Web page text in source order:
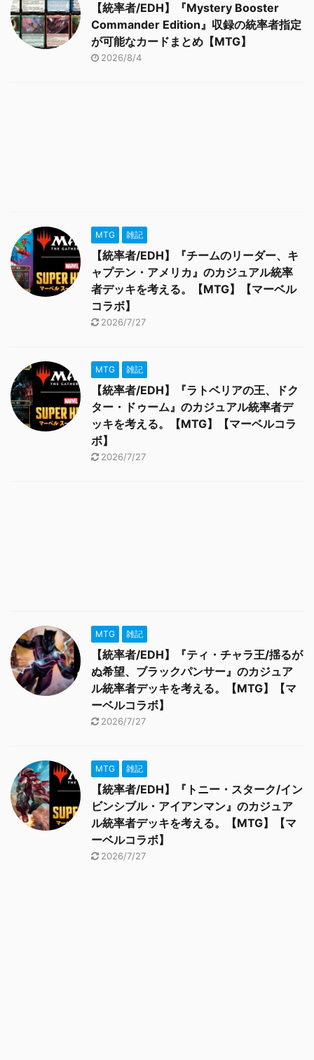
【統率者/EDH】『Mystery Booster
Commander Edition』収録の統率者指定
が可能なカードまとめ【MTG】
2026/8/4
MTG 雑記
【統率者/EDH】『チームのリーダー、キ
ャプテン・アメリカ』のカジュアル統率
者デッキを考える。【MTG】【マーベル
コラボ】
2026/7/27
MTG 雑記
【統率者/EDH】『ラトベリアの王、ドク
ター・ドゥーム』のカジュアル統率者デ
ッキを考える。【MTG】【マーベルコラ
ボ】
2026/7/27
MTG 雑記
【統率者/EDH】『ティ・チャラ王/揺るが
ぬ希望、ブラックパンサー』のカジュア
ル統率者デッキを考える。【MTG】【マ
ーベルコラボ】
2026/7/27
MTG 雑記
【統率者/EDH】『トニー・スターク/イン
ビンシブル・アイアンマン』のカジュア
ル統率者デッキを考える。【MTG】【マ
ーベルコラボ】
2026/7/27